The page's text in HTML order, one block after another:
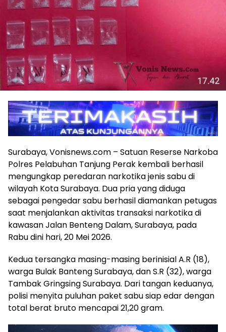
Surabaya, Vonisnews.com – Satuan Reserse Narkoba
Polres Pelabuhan Tanjung Perak kembali berhasil
mengungkap peredaran narkotika jenis sabu di
wilayah Kota Surabaya. Dua pria yang diduga
sebagai pengedar sabu berhasil diamankan petugas
saat menjalankan aktivitas transaksi narkotika di
kawasan Jalan Benteng Dalam, Surabaya, pada
Rabu dini hari, 20 Mei 2026.
Kedua tersangka masing-masing berinisial A.R (18),
warga Bulak Banteng Surabaya, dan S.R (32), warga
Tambak Gringsing Surabaya. Dari tangan keduanya,
polisi menyita puluhan paket sabu siap edar dengan
total berat bruto mencapai 21,20 gram.